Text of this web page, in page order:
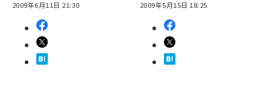
2009年6月11日 21:30 2009年5月15日 18:25